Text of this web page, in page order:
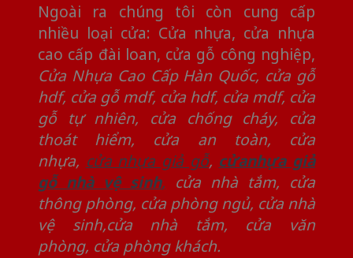
Ngoài ra chúng tôi còn cung cấp
nhiều loại cửa: Cửa nhựa, cửa nhựa
cao cấp đài loan, cửa gỗ công nghiệp,
Cửa Nhựa Cao Cấp Hàn Quốc, cửa gỗ
hdf, cửa gỗ mdf, cửa hdf, cửa mdf, cửa
gỗ tự nhiên,
cửa chống cháy, cửa
thoát hiểm, cửa an toàn, cửa
nhựa, cửa nhựa giả gỗ, cửanhựa giả
gỗ nhà vệ sinh, cửa nhà tắm, cửa
thông phòng, cửa phòng ngủ, cửa nhà
vệ sinh,cửa nhà tắm, cửa văn
phòng, cửa phòng khách.